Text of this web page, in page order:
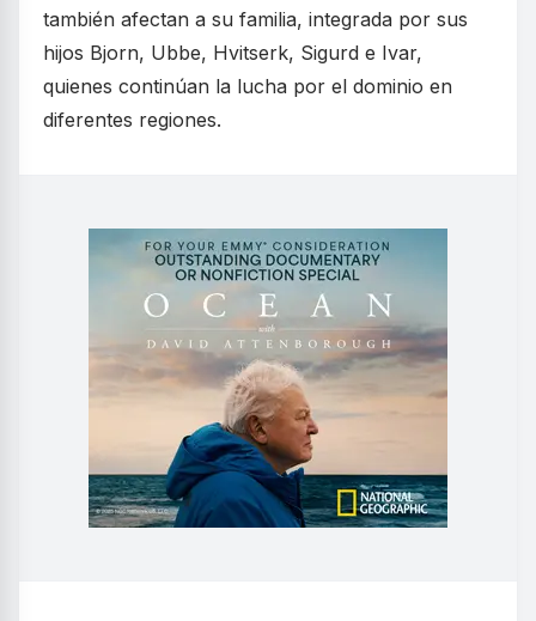
también afectan a su familia, integrada por sus
hijos Bjorn, Ubbe, Hvitserk, Sigurd e Ivar,
quienes continúan la lucha por el dominio en
diferentes regiones.